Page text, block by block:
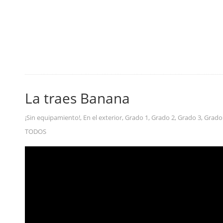
La traes Banana
¡Sin equipamiento!, En el exterior, Grado 1, Grado 2, Grado 3,
TODOS